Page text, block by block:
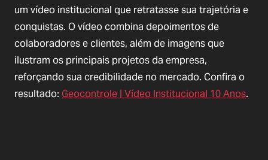
um vídeo institucional que retratasse sua trajetória e
conquistas. O vídeo combina depoimentos de
colaboradores e clientes, além de imagens que
ilustram os principais projetos da empresa,
reforçando sua credibilidade no mercado. Confira o
resultado: Geocontrole | Vídeo Institucional 10 Anos.